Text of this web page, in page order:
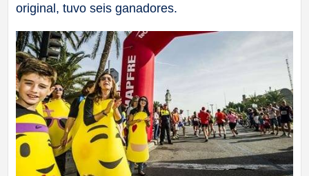
original, tuvo seis ganadores.